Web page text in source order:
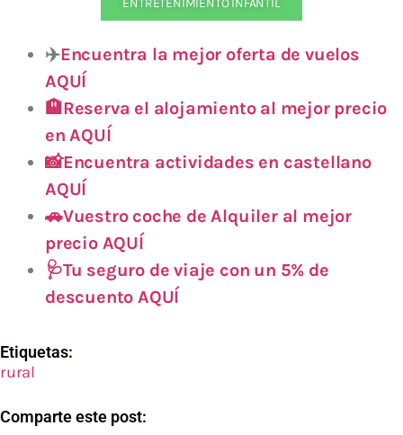
ENTRETENIMIENTO INFANTIL
✈️Encuentra la mejor oferta de vuelos
AQUÍ
🏨Reserva el alojamiento al mejor precio
en AQUÍ
📸Encuentra actividades en castellano
AQUÍ
🚗Vuestro coche de Alquiler al mejor
precio AQUÍ
🩺Tu seguro de viaje con un 5% de
descuento AQUÍ
Etiquetas:
rural
Comparte este post: